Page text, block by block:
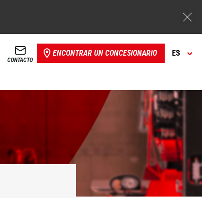
CONTACTO
ENCONTRAR UN CONCESIONARIO ES